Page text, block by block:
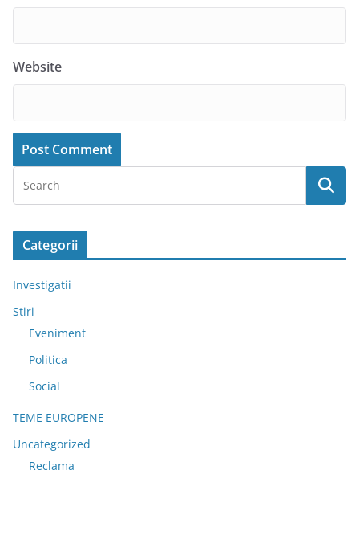
Website
Categorii
Investigatii
Stiri
Eveniment
Politica
Social
TEME EUROPENE
Uncategorized
Reclama